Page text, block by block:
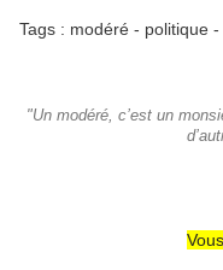
Tags : modéré - politique
"Un modéré, c’est un